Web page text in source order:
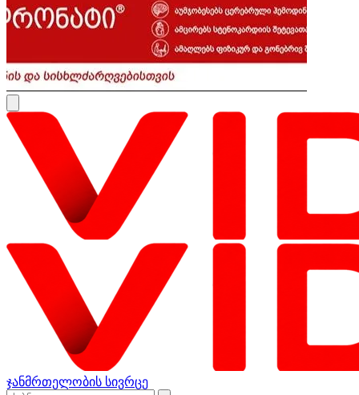
ჯანმრთელობის სივრცე